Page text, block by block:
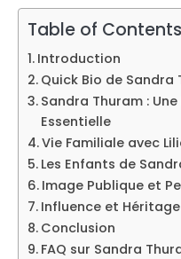
Table of Contents
Introduction
Quick Bio de Sandra
Sandra Thuram :
Essentielle
Vie Familiale avec
Les Enfants de
Image Publique et
Influence et Héritage
Conclusion
FAQ sur Sandra